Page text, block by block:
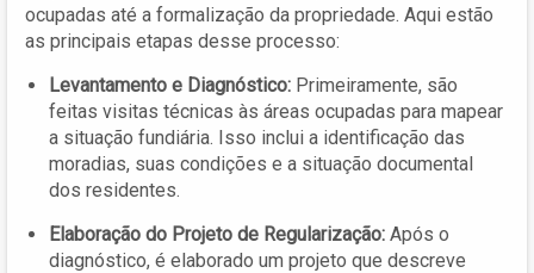
ocupadas até a formalização da propriedade. Aqui estão
as principais etapas desse processo:
Levantamento e Diagnóstico: Primeiramente, são
feitas visitas técnicas às áreas ocupadas para mapear
a situação fundiária. Isso inclui a identificação das
moradias, suas condições e a situação documental
dos residentes.
Elaboração do Projeto de Regularização: Após o
diagnóstico, é elaborado um projeto que descreve